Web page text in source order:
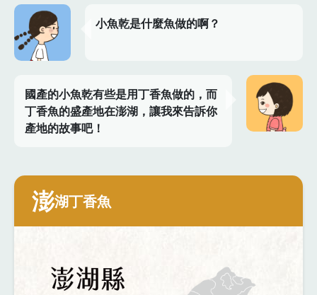
小魚乾是什麼魚做的啊？
國產的小魚乾有些是用丁香魚做的，而
丁香魚的盛產地在澎湖，讓我來告訴你
產地的故事吧！
澎湖丁香魚